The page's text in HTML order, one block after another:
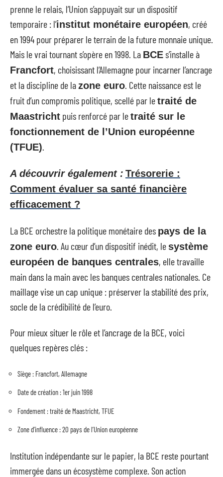
prenne le relais, l’Union s’appuyait sur un dispositif
temporaire : l’institut monétaire européen, créé
en 1994 pour préparer le terrain de la future monnaie unique.
Mais le vrai tournant s’opère en 1998. La BCEs’installe à
Francfort, choisissant l’Allemagne pour incarner l’ancrage
et la discipline de lazone euro . Cette naissance est le
fruit d’un compromis politique, scellé par letraité de
Maastricht puis renforcé par letraité sur le
fonctionnement de l’Union européenne
(TFUE)
A découvrir également : Trésorerie :
Comment évaluer sa santé financière
efficacement ?
La BCE orchestre la politique monétaire des pays de la
zone euro . Au cœur d’un dispositif inédit, le système
européen de banques centrales, elle travaille
main dans la main avec les banques centrales nationales. Ce
maillage vise un cap unique : préserver la stabilité des prix,
socle de la crédibilité de l’euro.
Pour mieux situer le rôle et l’ancrage de la BCE, voici
quelques repères clés :
Siège : Francfort, Allemagne
Date de création : 1er juin 1998
Fondement : traité de Maastricht, TFUE
Zone d’influence : 20 pays de l’Union européenne
Institution indépendante sur le papier, la BCE reste pourtant
immergée dans un écosystème complexe. Son action